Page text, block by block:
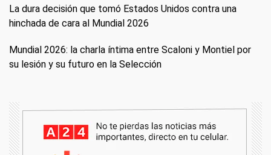
La dura decisión que tomó Estados Unidos contra una
hinchada de cara al Mundial 2026
Mundial 2026: la charla íntima entre Scaloni y Montiel por
su lesión y su futuro en la Selección